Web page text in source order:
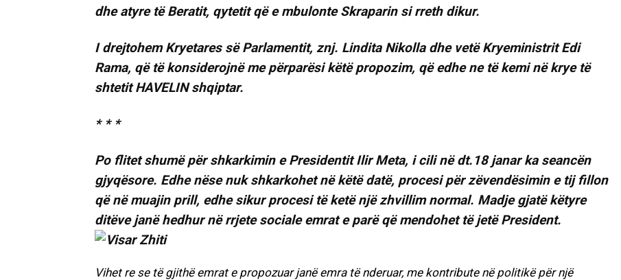
dhe atyre të Beratit, qytetit që e mbulonte Skraparin si rreth dikur.
I drejtohem Kryetares së Parlamentit, znj. Lindita Nikolla dhe vetë Kryeministrit Edi
Rama, që të konsiderojnë me përparësi këtë propozim, që edhe ne të kemi në krye të
shtetit HAVELIN shqiptar.
* * *
Po flitet shumë për shkarkimin e Presidentit Ilir Meta, i cili në dt.18 janar ka seancën
gjyqësore. Edhe nëse nuk shkarkohet në këtë datë, procesi për zëvendësimin e tij fillon
që në muajin prill, edhe sikur procesi të ketë një zhvillim normal. Madje gjatë këtyre
ditëve janë hedhur në rrjete sociale emrat e parë që mendohet të jetë President.
Vihet re se të gjithë emrat e propozuar janë emra të nderuar, me kontribute në politikë për një